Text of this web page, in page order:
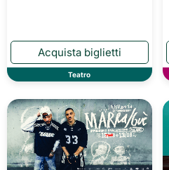
Teatro